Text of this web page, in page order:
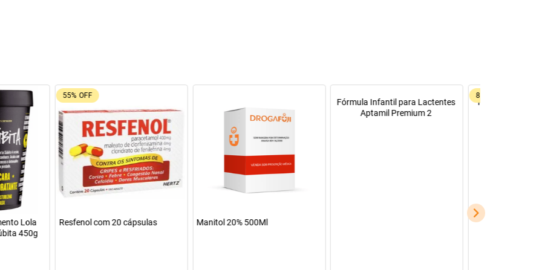
Althaia
22% OFF
Utrogestan 100Mg Caixa Com
Rosuvastatina Cálcica - Medley